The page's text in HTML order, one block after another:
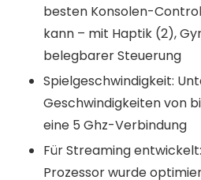
besten Konsolen-
kann – mit Haptik (2),
belegbarer Steuerung
Spielgeschwindigkeit:
Geschwindigkeiten von
eine 5 Ghz-Verbindung
Für Streaming
Prozessor wurde